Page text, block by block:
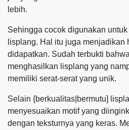
lebih.
Sehingga cocok digunakan
lisplang. Hal itu juga menjadikan
didapatkan. Sudah terbukti
menghasilkan lisplang yang
memiliki serat-serat yang unik.
Selain {berkualitas|bermutu]
menyesuaikan motif yang
dengan teksturnya yang keras.